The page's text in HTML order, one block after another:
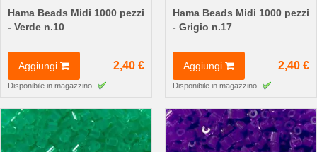
Hama Beads Midi 1000 pezzi
- Verde n.10
Aggiungi 2,40 €
Disponibile in magazzino.
Hama Beads Midi 1000 pezzi
- Grigio n.17
Aggiungi 2,40 €
Disponibile in magazzino.